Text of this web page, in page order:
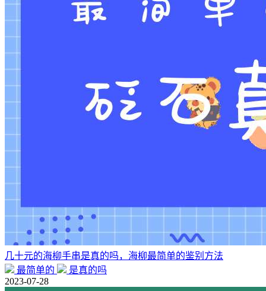
几十元的海柳手串是真的吗，海柳最简单的鉴别方法
最简单的
是真的吗
2023-07-28